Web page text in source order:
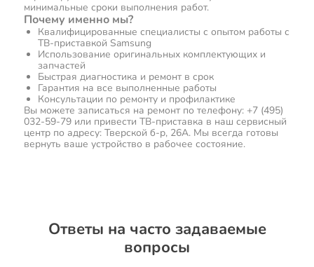
минимальные сроки выполнения работ.
Почему именно мы?
Квалифицированные специалисты с опытом работы с
ТВ-приставкой Samsung
Использование оригинальных комплектующих и
запчастей
Быстрая диагностика и ремонт в срок
Гарантия на все выполненные работы
Консультации по ремонту и профилактике
Вы можете записаться на ремонт по телефону: +7 (495)
032-59-79 или привести ТВ-приставка в наш сервисный
центр по адресу: Тверской б-р, 26А. Мы всегда готовы
вернуть ваше устройство в рабочее состояние.
Ответы на часто задаваемые
вопросы